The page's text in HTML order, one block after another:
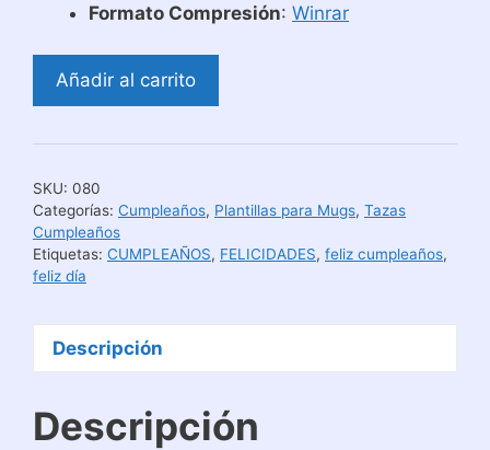
Formato Compresión: Winrar
Diseños
para
Tazones
cantidad
Añadir al carrito
SKU: 080
Categorías: Cumpleaños, Plantillas para Mugs, Tazas
Cumpleaños
Etiquetas: CUMPLEAÑOS, FELICIDADES, feliz cumpleaños,
feliz día
Descripción
Descripción